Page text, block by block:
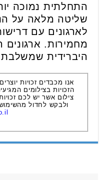
התחלתית נמוכה
שליטה מלאה על
לארגונים עם
מחמירות. ארגונים
היברידית שמשלבת
אנו מכבדים זכויות
הזכויות בצילומים
צילום אשר יש לכם
ולבקש לחדול